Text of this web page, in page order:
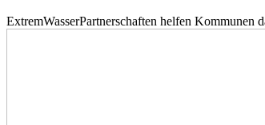
ExtremWasserPartnerschaften helfen